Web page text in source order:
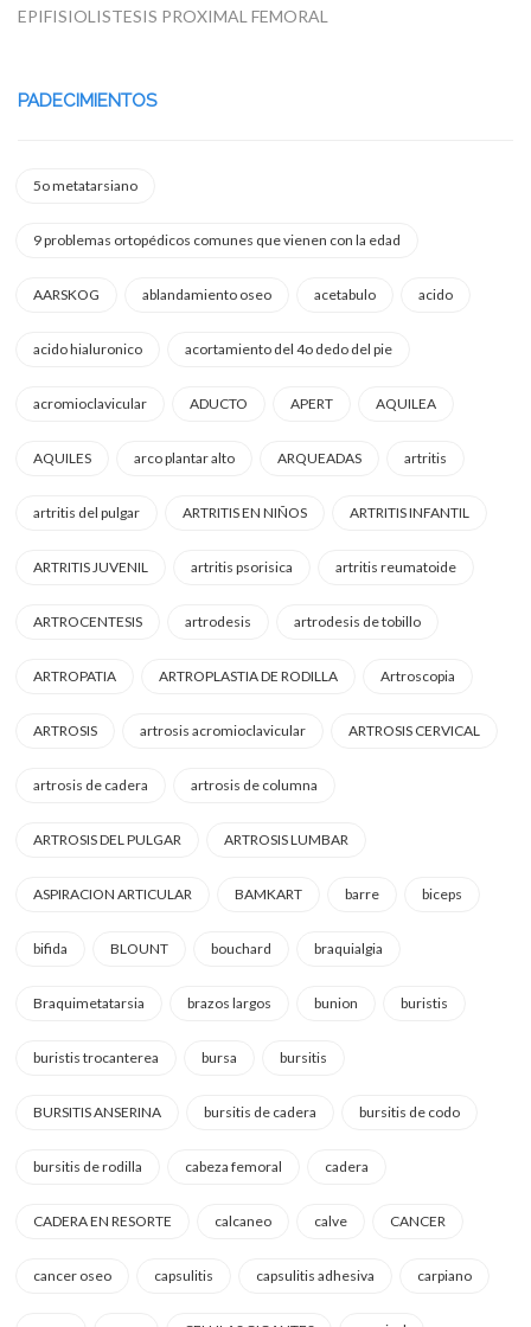
EPIFISIOLISTESIS PROXIMAL FEMORAL
PADECIMIENTOS
5o metatarsiano
9 problemas ortopédicos comunes que vienen con la edad
AARSKOG ablandamiento oseo acetabulo acido
acido hialuronico acortamiento del 4o dedo del pie
acromioclavicular ADUCTO APERT AQUILEA
AQUILES arco plantar alto ARQUEADAS artritis
artritis del pulgar ARTRITIS EN NIÑOS ARTRITIS INFANTIL
ARTRITIS JUVENIL artritis psorisica artritis reumatoide
ARTROCENTESIS artrodesis artrodesis de tobillo
ARTROPATIA ARTROPLASTIA DE RODILLA Artroscopia
ARTROSIS artrosis acromioclavicular ARTROSIS CERVICAL
artrosis de cadera artrosis de columna
ARTROSIS DEL PULGAR ARTROSIS LUMBAR
ASPIRACION ARTICULAR BAMKART barre biceps
bifida BLOUNT bouchard braquialgia
Braquimetatarsia brazos largos bunion buristis
buristis trocanterea bursa bursitis
BURSITIS ANSERINA bursitis de cadera bursitis de codo
bursitis de rodilla cabeza femoral cadera
CADERA EN RESORTE calcaneo calve CANCER
cancer oseo capsulitis capsulitis adhesiva carpiano